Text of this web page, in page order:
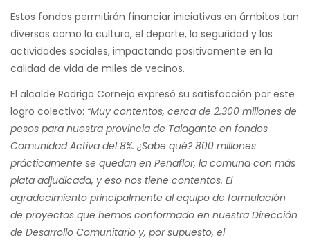
Estos fondos permitirán financiar iniciativas en ámbitos tan
diversos como la cultura, el deporte, la seguridad y las
actividades sociales, impactando positivamente en la
calidad de vida de miles de vecinos.
El alcalde Rodrigo Cornejo expresó su satisfacción por este
logro colectivo: “Muy contentos, cerca de 2.300 millones de
pesos para nuestra provincia de Talagante en fondos
Comunidad Activa del 8%. ¿Sabe qué? 800 millones
prácticamente se quedan en Peñaflor, la comuna con más
plata adjudicada, y eso nos tiene contentos. El
agradecimiento principalmente al equipo de formulación
de proyectos que hemos conformado en nuestra Dirección
de Desarrollo Comunitario y, por supuesto, el